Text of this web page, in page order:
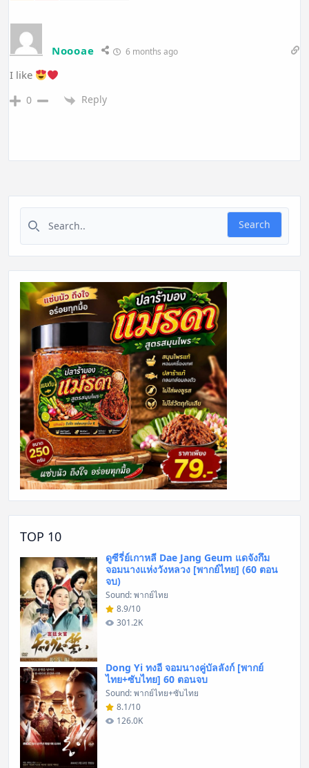
Noooae 6 months ago
I like
0 Reply
Search for:
Search
TOP 10
ดูซีรี่ย์เกาหลี Dae Jang Geum แดจังกึม
จอมนางแห่งวังหลวง [พากย์ไทย] (60 ตอน
จบ)
Sound: พากย์ไทย
8.9/10
301.2K
Dong Yi ทงอี จอมนางคู่บัลลังก์ [พากย์
ไทย+ซับไทย] 60 ตอนจบ
Sound: พากย์ไทย+ซับไทย
8.1/10
126.0K